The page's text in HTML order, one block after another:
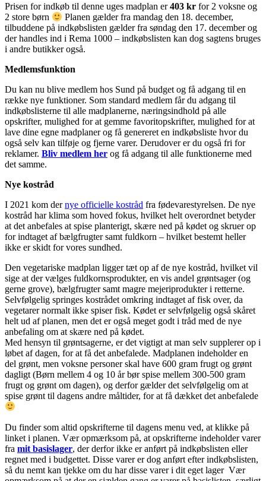
Prisen for indkøb til denne uges madplan er403 kr for 2 voksne og
2 store børn
Planen gælder fra mandag den 18. december,
tilbuddene på indkøbslisten gælder fra søndag den 17. december og
der handles ind i Rema 1000 – indkøbslisten kan dog sagtens bruges
i andre butikker også.
Medlemsfunktion
Du kan nu blive medlem hos Sund på budget og få adgang til en
række nye funktioner. Som standard medlem får du adgang til
indkøbslisterne til alle madplanerne, næringsindhold på alle
opskrifter, mulighed for at gemme favoritopskrifter, mulighed for at
lave dine egne madplaner og få genereret en indkøbsliste hvor du
også selv kan tilføje og fjerne varer. Derudover er du også fri for
reklamer. Bliv medlem her og få adgang til alle funktionerne med
det samme.
Nye kostråd
I 2021 kom dernye officielle kostråd fra fødevarestyrelsen. De nye
kostråd har klima som hoved fokus, hvilket helt overordnet betyder
at det anbefales at spise planterigt, skære ned på kødet og skruer op
for indtaget af bælgfrugter samt fuldkorn – hvilket bestemt heller
ikke er skidt for vores sundhed.
Den vegetariske madplan ligger tæt op af de nye kostråd, hvilket vil
sige at der vælges fuldkornsprodukter, en vis andel grøntsager (og
gerne grove), bælgfrugter samt magre mejeriprodukter i retterne.
Selvfølgelig springes kostrådet omkring indtaget af fisk over, da
vegetarer normalt ikke spiser fisk. Kødet er selvfølgelig også skåret
helt ud af planen, men det er også meget godt i tråd med de nye
anbefaling om at skære ned på kødet.
Med hensyn til grøntsagerne, er det vigtigt at man selv supplerer op i
løbet af dagen, for at få det anbefalede. Madplanen indeholder en
del grønt, men voksne personer skal have 600 gram frugt og grønt
dagligt (Børn mellem 4 og 10 år bør spise mellem 300-500 gram
frugt og grønt om dagen), og derfor gælder det selvfølgelig om at
spise grønt til dagens andre måltider, for at få dækket det anbefalede
Du finder som altid opskrifterne til dagens menu ved, at klikke på
linket i planen. Vær opmærksom på, at opskrifterne indeholder varer
fra mit basislager, der derfor ikke er anført på indkøbslisten eller
regnet med i budgettet. Disse varer er dog anført efter indkøbslisten,
så du nemt kan tjekke om du har disse varer i dit eget lager Vær